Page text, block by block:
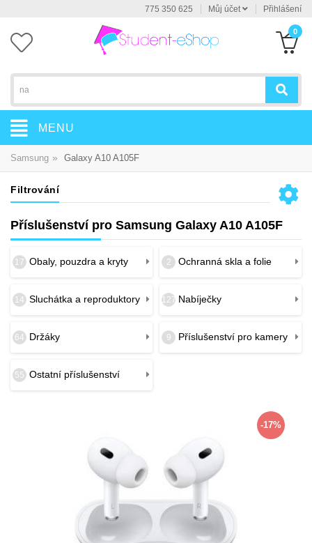
775 350 625 Můj účet Přihlášení
0
MENU
Samsung » Galaxy A10 A105F
Filtrování
Příslušenství pro Samsung Galaxy A10 A105F
17 Obaly, pouzdra a kryty 2 Ochranná skla a folie
14 Sluchátka a reproduktory 127 Nabíječky
64 Držáky 9 Příslušenství pro kamery
55 Ostatní příslušenství
-17%